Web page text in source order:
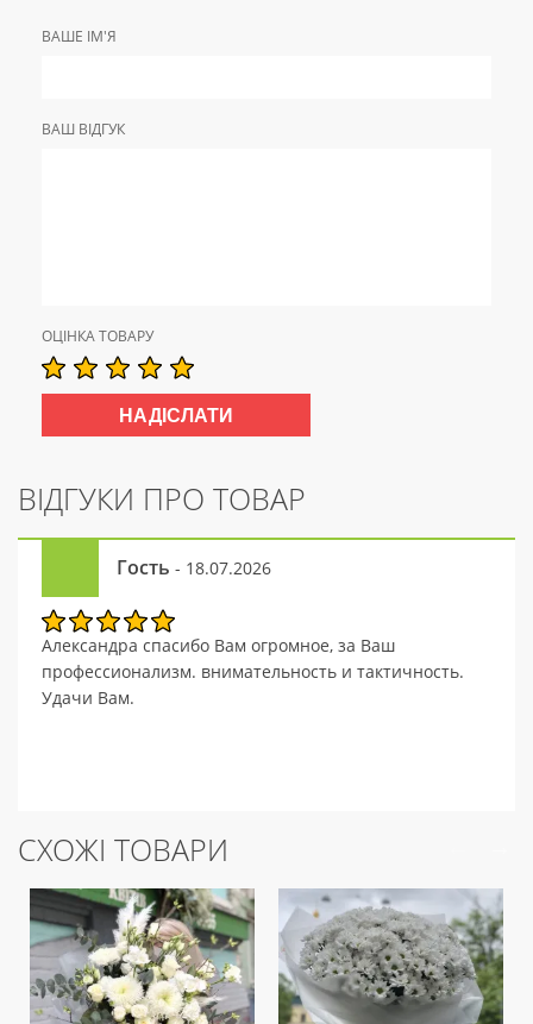
ВАШЕ ІМ'Я
ВАШ ВІДГУК
ОЦІНКА ТОВАРУ
ВІДГУКИ ПРО ТОВАР
Гость - 18.07.2026
Александра спасибо Вам огромное, за Ваш
профессионализм. внимательность и тактичность.
Удачи Вам.
СХОЖІ ТОВАРИ